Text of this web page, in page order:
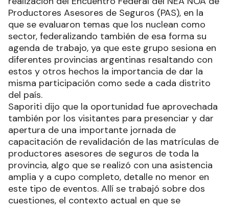
Productores Asesores de Seguros (PAS), en la
que se evaluaron temas que los nuclean como
sector, federalizando también de esa forma su
agenda de trabajo, ya que este grupo sesiona en
diferentes provincias argentinas resaltando con
estos y otros hechos la importancia de dar la
misma participación como sede a cada distrito
del país.
Saporiti dijo que la oportunidad fue aprovechada
también por los visitantes para presenciar y dar
apertura de una importante jornada de
capacitación de revalidación de las matrículas de
productores asesores de seguros de toda la
provincia, algo que se realizó con una asistencia
amplia y a cupo completo, detalle no menor en
este tipo de eventos. Allí se trabajó sobre dos
cuestiones, el contexto actual en que se